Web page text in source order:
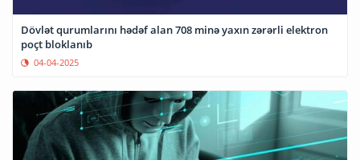
Dövlət qurumlarını hədəf alan 708 minə yaxın zərərli elektron
poçt bloklanıb
04-04-2025